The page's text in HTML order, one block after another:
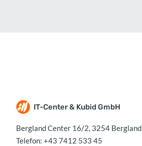
IT-Center & Kubid GmbH
Bergland Center 16/2, 3254 Bergland
Telefon:+43 7412 533 45